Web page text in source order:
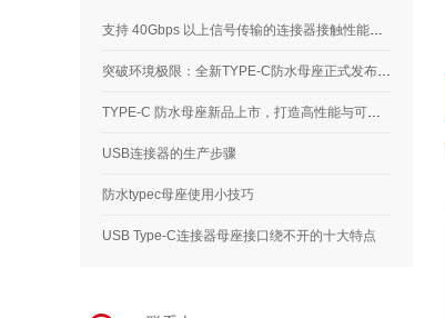
支持 40Gbps 以上信号传输的连接器接触性能要求解析
突破环境极限：全新TYPE-C防水母座正式发布，满足高标准应用需求
TYPE-C 防水母座新品上市，打造高性能与可靠性的完美结合
USB连接器的生产步骤
防水typec母座使用小技巧
USB Type-C连接器母座接口绕不开的十大特点